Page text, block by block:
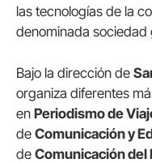
las tecnologías de la
denominada sociedad
Bajo la dirección de
organiza diferentes
en Periodismo de
de Comunicación y
de Comunicación